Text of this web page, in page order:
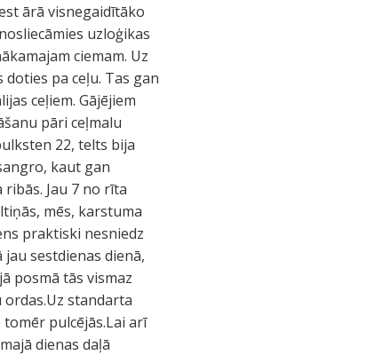
ārā visnegaidītāko
uzloģikas
ciemam. Uz
pa ceļu. Tas gan
ceļiem. Gājējiem
pāri ceļmalu
22, telts bija
kaut gan
Jau 7 no rīta
mēs, karstuma
praktiski nesniedz
sestdienas dienā,
posmā tās vismaz
standarta
pulcējās.Lai arī
dienas daļā